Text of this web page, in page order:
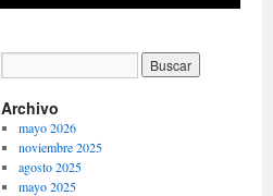
Archivo
mayo 2026
noviembre 2025
agosto 2025
mayo 2025